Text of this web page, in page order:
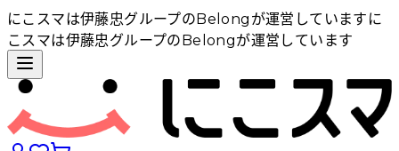
にこスマは伊藤忠グループのBelongが運営しています に
こスマは伊藤忠グループのBelongが運営しています